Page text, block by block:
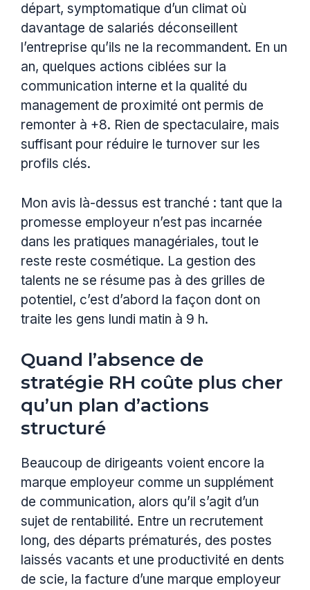
départ, symptomatique d’un climat où
davantage de salariés déconseillent
l’entreprise qu’ils ne la recommandent. En un
an, quelques actions ciblées sur la
communication interne et la qualité du
management de proximité ont permis de
remonter à +8. Rien de spectaculaire, mais
suffisant pour réduire le turnover sur les
profils clés.
Mon avis là-dessus est tranché : tant que la
promesse employeur n’est pas incarnée
dans les pratiques managériales, tout le
reste reste cosmétique. La gestion des
talents ne se résume pas à des grilles de
potentiel, c’est d’abord la façon dont on
traite les gens lundi matin à 9 h.
Quand l’absence de
stratégie RH coûte plus cher
qu’un plan d’actions
structuré
Beaucoup de dirigeants voient encore la
marque employeur comme un supplément
de communication, alors qu’il s’agit d’un
sujet de rentabilité. Entre un recrutement
long, des départs prématurés, des postes
laissés vacants et une productivité en dents
de scie, la facture d’une marque employeur